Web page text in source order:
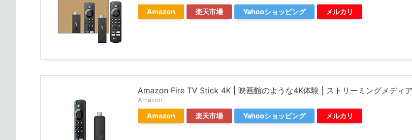
Amazon 楽天市場 Yahooショッピング メルカリ
Amazon Fire TV Stick 4K | 映画館のような4K体験 | ストリーミングメディ
Amazon
Amazon 楽天市場 Yahooショッピング メルカリ